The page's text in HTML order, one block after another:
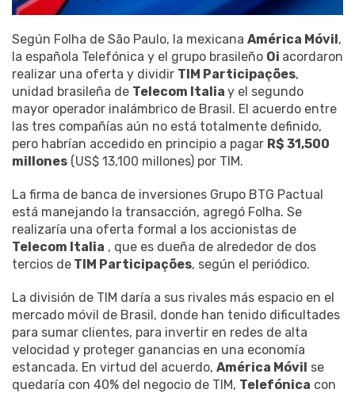
Según Folha de São Paulo, la mexicana América Móvil,
la española Telefónica y el grupo brasileño Oi acordaron
realizar una oferta y dividir TIM Participações,
unidad brasileña de Telecom Italia y el segundo
mayor operador inalámbrico de Brasil. El acuerdo entre
las tres compañías aún no está totalmente definido,
pero habrían accedido en principio a pagar R$ 31,500
millones (US$ 13,100 millones) por TIM.
La firma de banca de inversiones Grupo BTG Pactual
está manejando la transacción, agregó Folha. Se
realizaría una oferta formal a los accionistas de
Telecom Italia , que es dueña de alrededor de dos
tercios de TIM Participações, según el periódico.
La división de TIM daría a sus rivales más espacio en el
mercado móvil de Brasil, donde han tenido dificultades
para sumar clientes, para invertir en redes de alta
velocidad y proteger ganancias en una economía
estancada. En virtud del acuerdo, América Móvil se
quedaría con 40% del negocio de TIM, Telefónica con